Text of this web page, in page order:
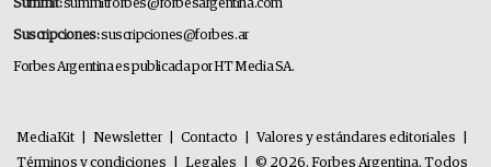
Summit:summitforbes@forbesargentina.com
Suscripciones:suscripciones@forbes.ar
Forbes Argentina es publicada por HT Media SA.
MediaKit Newsletter Contacto Valores y estándares editoriales
Términos y condiciones
Legales © 2026. Forbes Argentina. Todos